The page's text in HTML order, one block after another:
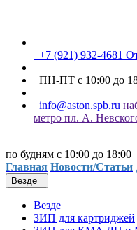
+7 (921) 932-4681
ПН-ПТ с 10:00 до
info@aston.spb.ru
метро пл. А.
по будням с 10:00 до 18:00
Главная Новости/Статьи
Везде
Везде
ЗИП для картриджей